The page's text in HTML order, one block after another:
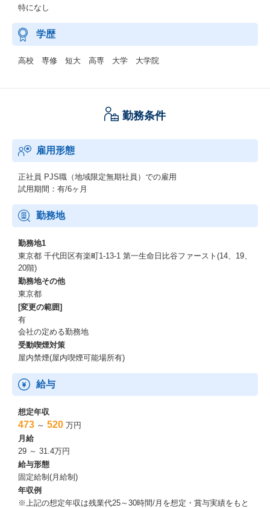
特になし
学歴
高校 専修 短大 高専 大学 大学院
勤務条件
雇用形態
正社員 PJS職（地域限定無期社員）での雇用
試用期間：有/6ヶ月
勤務地
勤務地1
東京都 千代田区有楽町1-13-1 第一生命日比谷ファースト(14、19、
20階)
勤務地その他
東京都
[変更の範囲]
有
会社の定める勤務地
受動喫煙対策
屋内禁煙(屋内喫煙可能場所有)
給与
想定年収
473 ～ 520 万円
月給
29 ～ 31.4万円
給与形態
固定給制(月給制)
年収例
※上記の想定年収は残業代25～30時間/月を想定・賞与実績をもと